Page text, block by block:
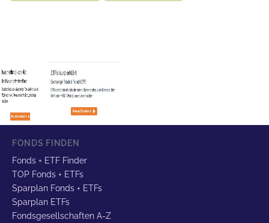
FONDS FINDEN
Fonds + ETF Finder
TOP Fonds + ETFs
Sparplan Fonds + ETFs
Sparplan ETFs
Fondsgesellschaften A-Z